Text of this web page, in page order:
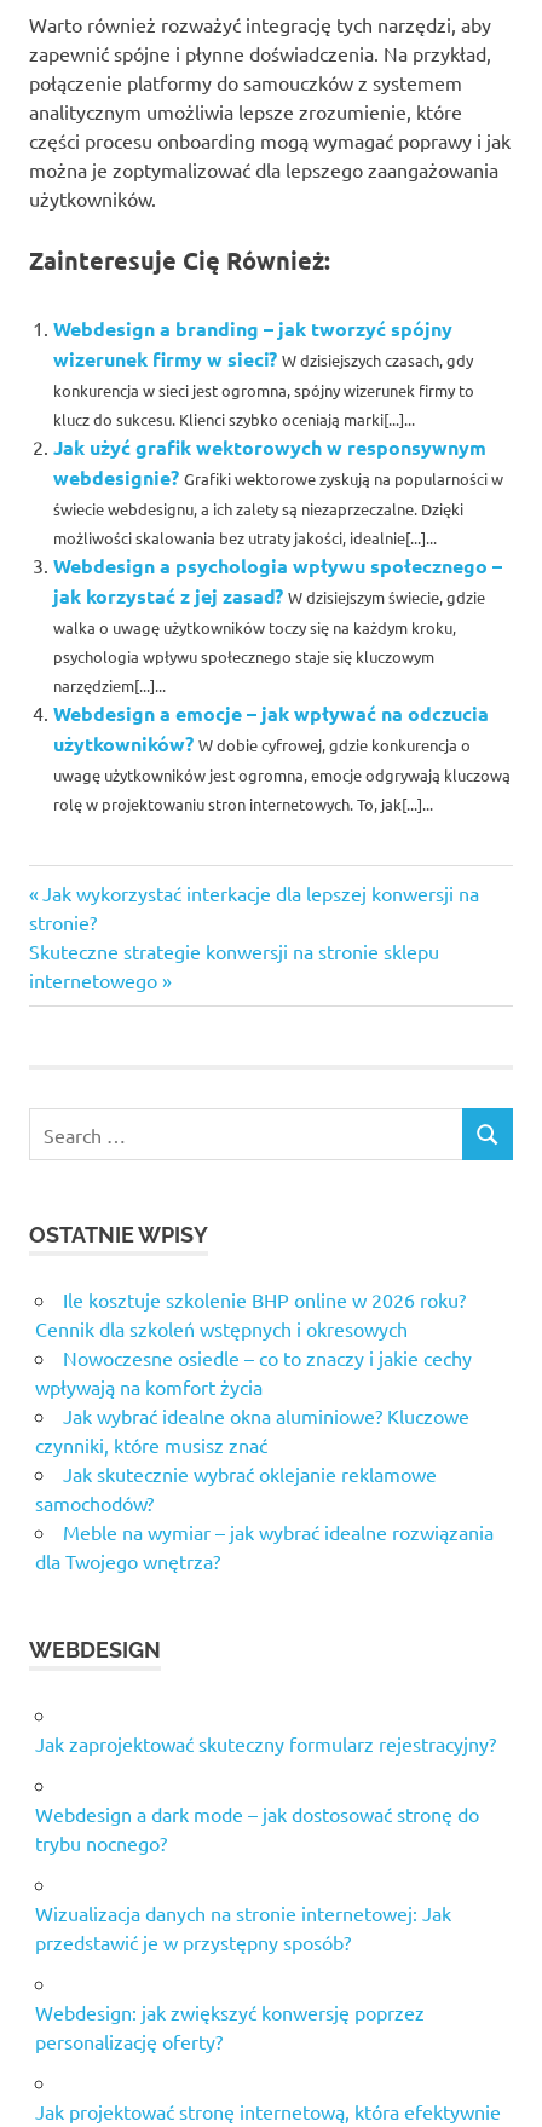
Warto również rozważyć integrację tych narzędzi, aby
zapewnić spójne i płynne doświadczenia. Na przykład,
połączenie platformy do samouczków z systemem
analitycznym umożliwia lepsze zrozumienie, które
części procesu onboarding mogą wymagać poprawy i jak
można je zoptymalizować dla lepszego zaangażowania
użytkowników.
Zainteresuje Cię Również:
Webdesign a branding – jak tworzyć spójny
wizerunek firmy w sieci? W dzisiejszych czasach, gdy
konkurencja w sieci jest ogromna, spójny wizerunek firmy to
klucz do sukcesu. Klienci szybko oceniają marki[...]...
Jak użyć grafik wektorowych w responsywnym
webdesignie? Grafiki wektorowe zyskują na popularności w
świecie webdesignu, a ich zalety są niezaprzeczalne. Dzięki
możliwości skalowania bez utraty jakości, idealnie[...]...
Webdesign a psychologia wpływu społecznego –
jak korzystać z jej zasad? W dzisiejszym świecie, gdzie
walka o uwagę użytkowników toczy się na każdym kroku,
psychologia wpływu społecznego staje się kluczowym
narzędziem[...]...
Webdesign a emocje – jak wpływać na odczucia
użytkowników? W dobie cyfrowej, gdzie konkurencja o
uwagę użytkowników jest ogromna, emocje odgrywają kluczową
rolę w projektowaniu stron internetowych. To, jak[...]...
Nawigacja
wpisu
Previous
Post:
Jak wykorzystać interkacje dla lepszej konwersji na
stronie?
Next
Post:
Skuteczne strategie konwersji na stronie sklepu
internetowego
for:
SEARCH
OSTATNIE WPISY
Ile kosztuje szkolenie BHP online w 2026 roku?
Cennik dla szkoleń wstępnych i okresowych
Nowoczesne osiedle – co to znaczy i jakie cechy
wpływają na komfort życia
Jak wybrać idealne okna aluminiowe? Kluczowe
czynniki, które musisz znać
Jak skutecznie wybrać oklejanie reklamowe
samochodów?
Meble na wymiar – jak wybrać idealne rozwiązania
dla Twojego wnętrza?
WEBDESIGN
Jak zaprojektować skuteczny formularz rejestracyjny?
Webdesign a dark mode – jak dostosować stronę do
trybu nocnego?
Wizualizacja danych na stronie internetowej: Jak
przedstawić je w przystępny sposób?
Webdesign: jak zwiększyć konwersję poprzez
personalizację oferty?
Jak projektować stronę internetową, która efektywnie